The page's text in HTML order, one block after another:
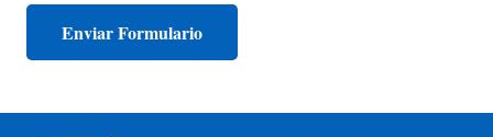
Enviar Formulario